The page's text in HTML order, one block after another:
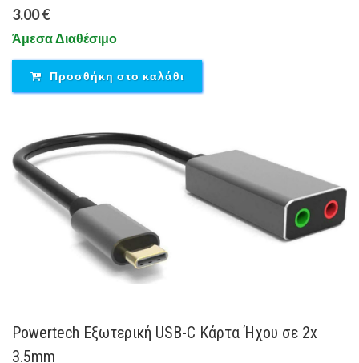
3.00 €
Άμεσα Διαθέσιμο
Προσθήκη στο καλάθι
Powertech Εξωτερική USB-C Κάρτα Ήχου σε 2x
3.5mm